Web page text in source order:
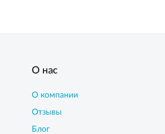
О нас
О компании
Отзывы
Блог